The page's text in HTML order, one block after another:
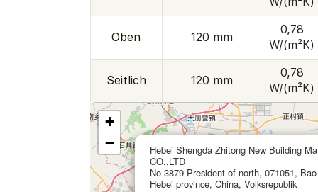
Oben 120 mm
0,78
W/(m²K)
Seitlich 120 mm
0,78
W/(m²K)
Hebei Shengda Zhitong New Building
CO.,LTD
No 3879 President of north, 071051,
Hebei province, China, Volksrepublik
+
−